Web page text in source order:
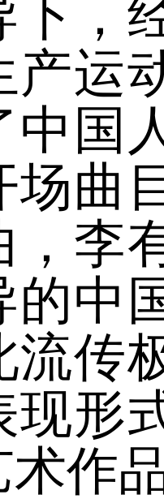
下，
产运
中国
场曲
，李
的中
流传
现形
术作